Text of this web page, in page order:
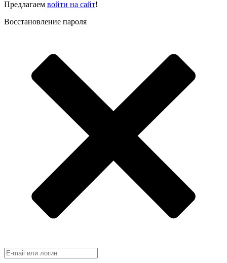
Предлагаем войти на сайт!
Восстановление пароля